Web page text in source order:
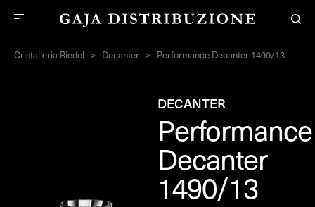
Cristalleria Riedel > Decanter > Performance Decanter 1490/13
DECANTER
Performance
Decanter
1490/13